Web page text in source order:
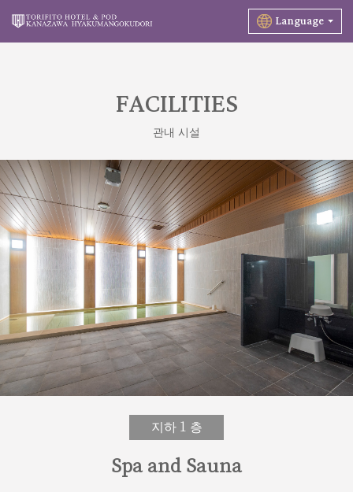
Language
FACILITIES
관내 시설
지하 1 층
Spa and Sauna